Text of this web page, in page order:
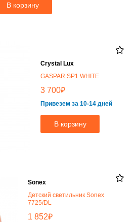
В корзину
Crystal Lux
GASPAR SP1 WHITE
3 700₽
Привезем за 10-14 дней
В корзину
Sonex
Детский светильник Sonex
7725/DL
1 852₽